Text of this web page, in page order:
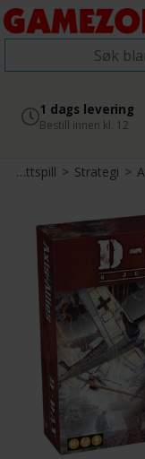
2 300+ anmeldelser
Google
1 dags levering
Bestill innen kl. 12
Brettspill >Strategi>